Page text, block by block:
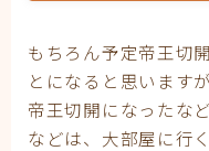
もちろん予定帝王切
とになると思います
帝王切開になったな
などは、大部屋に行